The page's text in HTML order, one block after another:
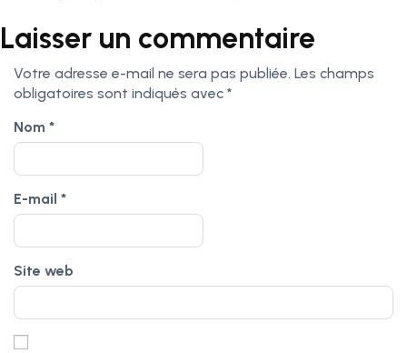
Laisser un commentaire
Votre adresse e-mail ne sera pas publiée. Les champs
obligatoires sont indiqués avec *
Nom *
E-mail *
Site web